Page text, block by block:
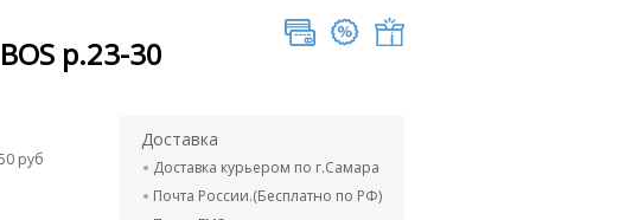
р.23-30
руб
Доставка
Доставка курьером по г.Самара
Почта России.(Бесплатно по РФ)